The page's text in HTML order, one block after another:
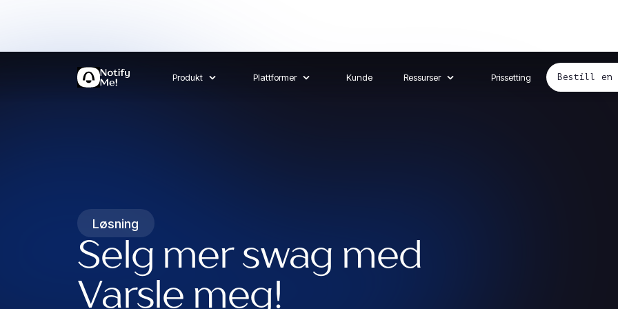
Produkt Plattformer Kunde Ressurser Prissetting Bestill en
Løsning
Selg mer swag med
Varsle meg!